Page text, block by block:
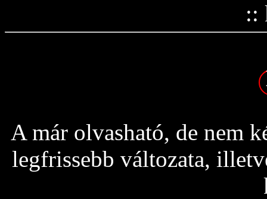
::
A már olvasható, de nem
legfrissebb változata,